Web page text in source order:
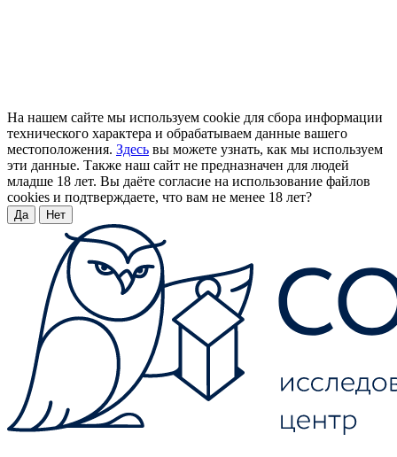
На нашем сайте мы используем cookie для сбора информации
технического характера и обрабатываем данные вашего
местоположения. Здесь вы можете узнать, как мы используем
эти данные. Также наш сайт не предназначен для людей
младше 18 лет. Вы даёте согласие на использование файлов
cookies и подтверждаете, что вам не менее 18 лет?
Да Нет